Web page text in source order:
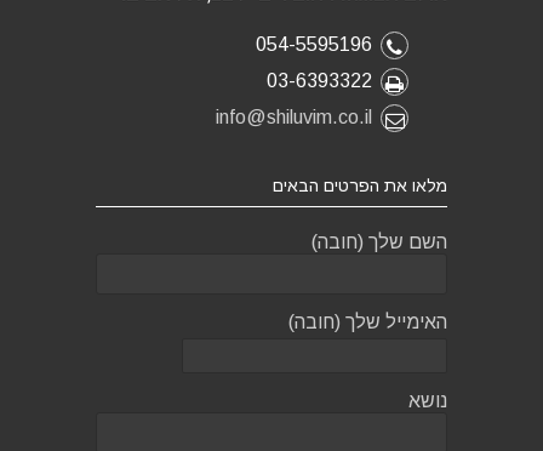
054-5595196
03-6393322
info@shiluvim.co.il
מלאו את הפרטים הבאים
השם שלך (חובה)
האימייל שלך (חובה)
נושא